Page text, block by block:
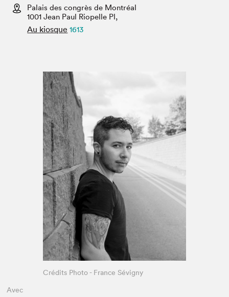
Espace enseignant·e·s
Espace pro
Palais des congrès de Montréal
1001 Jean Paul Riopelle Pl,
Au kiosque 1613
Avec
Crédits Photo - France Sévigny